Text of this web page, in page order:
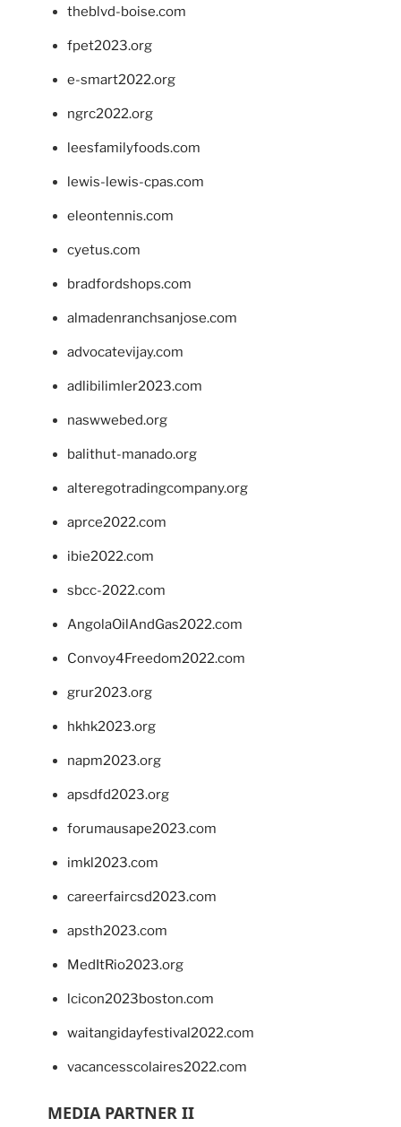
theblvd-boise.com
fpet2023.org
e-smart2022.org
ngrc2022.org
leesfamilyfoods.com
lewis-lewis-cpas.com
eleontennis.com
cyetus.com
bradfordshops.com
almadenranchsanjose.com
advocatevijay.com
adlibilimler2023.com
naswwebed.org
balithut-manado.org
alteregotradingcompany.org
aprce2022.com
ibie2022.com
sbcc-2022.com
AngolaOilAndGas2022.com
Convoy4Freedom2022.com
grur2023.org
hkhk2023.org
napm2023.org
apsdfd2023.org
forumausape2023.com
imkl2023.com
careerfaircsd2023.com
apsth2023.com
MedItRio2023.org
lcicon2023boston.com
waitangidayfestival2022.com
vacancesscolaires2022.com
MEDIA PARTNER II